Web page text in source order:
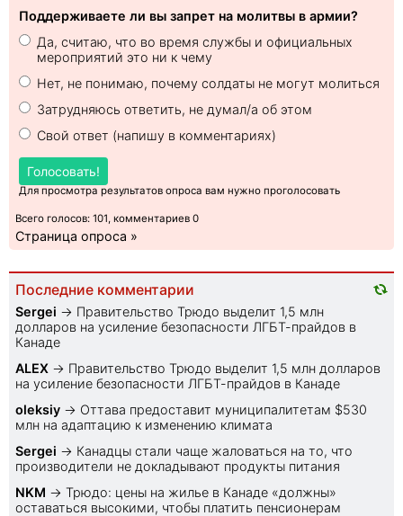
Поддерживаете ли вы запрет на молитвы в армии?
Да, считаю, что во время службы и официальных
мероприятий это ни к чему
Нет, не понимаю, почему солдаты не могут молиться
Затрудняюсь ответить, не думал/а об этом
Свой ответ (напишу в комментариях)
Голосовать!
Для просмотра результатов опроса вам нужно проголосовать
Всего голосов: 101, комментариев 0
Страница опроса »
Последние комментарии
Sеrgei → Правительство Трюдо выделит 1,5 млн
долларов на усиление безопасности ЛГБТ-прайдов в
Канаде
ALEX → Правительство Трюдо выделит 1,5 млн долларов
на усиление безопасности ЛГБТ-прайдов в Канаде
oleksiy → Оттава предоставит муниципалитетам $530
млн на адаптацию к изменению климата
Sеrgei → Канадцы стали чаще жаловаться на то, что
производители не докладывают продукты питания
NKM → Трюдо: цены на жилье в Канаде «должны»
оставаться высокими, чтобы платить пенсионерам